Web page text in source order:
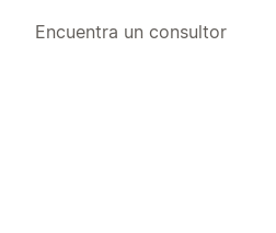
Encuentra un consultor